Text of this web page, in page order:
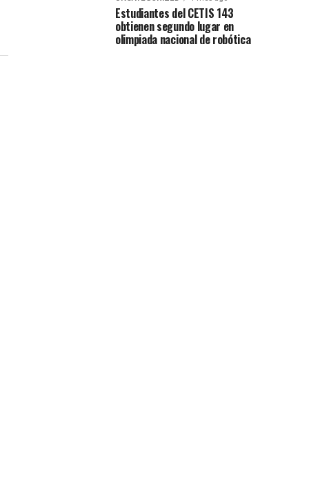
Estudiantes del CETIS 143
obtienen segundo lugar en
olimpiada nacional de robótica